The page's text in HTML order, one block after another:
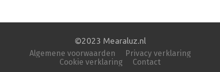
©2023 Mearaluz.nl
Algemene voorwaarden
Privacy verklaring
Cookie verklaring
Contact